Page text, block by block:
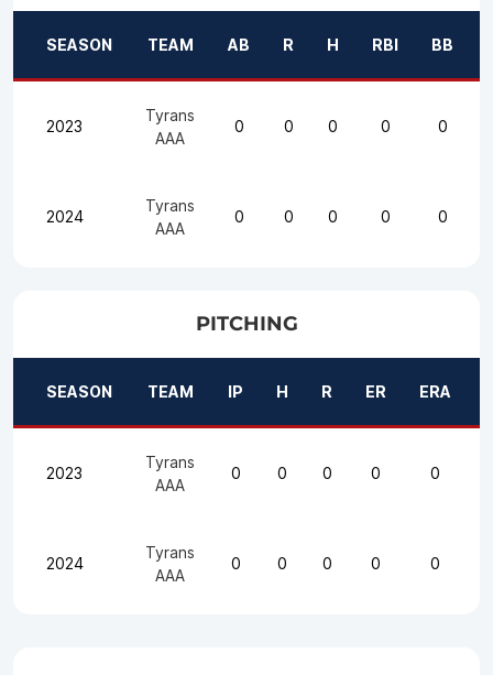
SEASON TEAM AB R H RBI BB
2023
Tyrans
AAA
0 0 0 0 0
2024
Tyrans
AAA
0 0 0 0 0
PITCHING
SEASON TEAM IP H R ER ERA
2023
Tyrans
AAA
0 0 0 0 0
2024
Tyrans
AAA
0 0 0 0 0